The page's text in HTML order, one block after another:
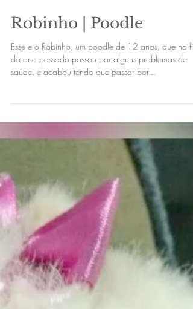
Robinho | Poodle
Esse e o Robinho, um poodle de 12 anos, que no
do ano passado passou por alguns problemas de
saúde, e acabou tendo que passar por...